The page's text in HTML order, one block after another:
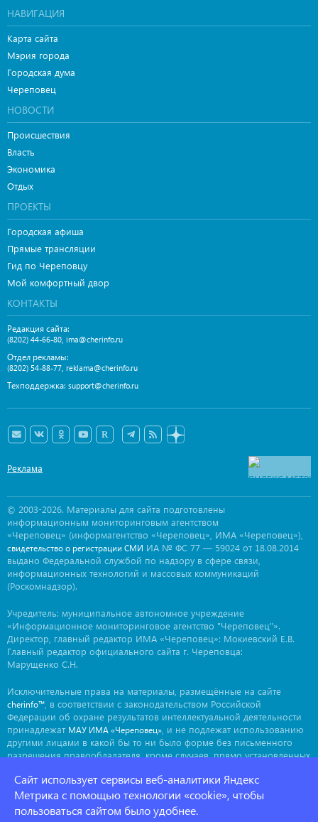
НАВИГАЦИЯ
Карта сайта
Мэрия города
Городская дума
Череповец
НОВОСТИ
Происшествия
Власть
Экономика
Отдых
ПРОЕКТЫ
Городская афиша
Прямые трансляции
Гид по Череповцу
Мой комфортный двор
КОНТАКТЫ
Редакция сайта:
(8202) 44-66-80, ima@cherinfo.ru
Отдел рекламы:
(8202) 54-88-77, reklama@cherinfo.ru
Техподдержка: support@cherinfo.ru
Реклама
© 2003-2026. Материалы для сайта подготовлены
информационным мониторинговым агентством
«Череповец» (информагентство «Череповец», ИМА «Череповец»),
свидетельство о регистрации СМИ ИА № ФС 77 — 59024 от 18.08.2014
выдано Федеральной службой по надзору в сфере связи,
информационных технологий и массовых коммуникаций
(Роскомнадзор).
Учредитель: муниципальное автономное учреждение
«Информационное мониторинговое агентство "Череповец"».
Директор, главный редактор ИМА «Череповец»: Мокиевский Е.В.
Главный редактор официального сайта г. Череповца:
Марущенко С.Н.
Исключительные права на материалы, размещённые на сайте
cherinfo™ , в соответствии с законодательством Российской
Федерации об охране результатов интеллектуальной деятельности
принадлежат МАУ ИМА «Череповец» , и не подлежат использованию
другими лицами в какой бы то ни было форме без письменного
разрешения правообладателя, кроме случаев, прямо установленных
ima@cherinfo.ru. Мнение авторов может не совпадать с мнением
редакции.
При использовании материалов сайтаcherinfo™
Сайт использует сервисы веб-аналитики Яндекс
Метрика с помощью технологии «cookie», чтобы
пользоваться сайтом было удобнее.